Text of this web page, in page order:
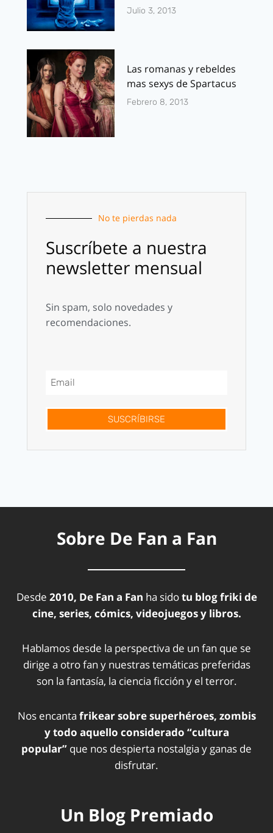
Julio 3, 2013
Las romanas y rebeldes
mas sexys de Spartacus
Febrero 8, 2013
No te pierdas nada
Suscríbete a nuestra
newsletter mensual
Sin spam, solo novedades y
recomendaciones.
SUSCRÍBIRSE
Sobre De Fan a Fan
Desde 2010, De Fan a Fan ha sidotu blog friki de
cine, series, cómics, videojuegos y libros.
Hablamos desde la perspectiva de un fan que se
dirige a otro fan y nuestras temáticas preferidas
son la fantasía, la ciencia ficción y el terror.
Nos encanta frikear sobre superhéroes, zombis
y todo aquello considerado “cultura
popular” que nos despierta nostalgia y ganas de
disfrutar.
Un Blog Premiado